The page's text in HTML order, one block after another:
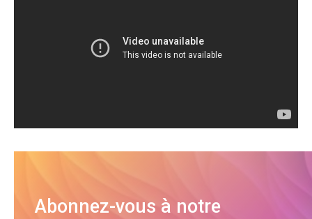
Abonnez-vous à notre